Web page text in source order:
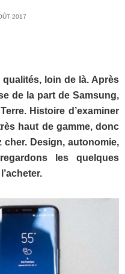
2017
qualités, loin de là. Après
de la part de Samsung,
Histoire d’examiner
haut de gamme, donc
cher. Design, autonomie,
les quelques